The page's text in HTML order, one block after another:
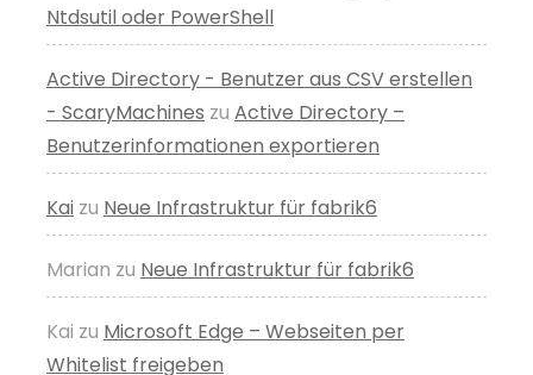
Ntdsutil oder PowerShell
Active Directory - Benutzer aus CSV erstellen
- ScaryMachines zu Active Directory –
Benutzerinformationen exportieren
Kai zu Neue Infrastruktur für fabrik6
Marian zu Neue Infrastruktur für fabrik6
Kai zu Microsoft Edge – Webseiten per
Whitelist freigeben